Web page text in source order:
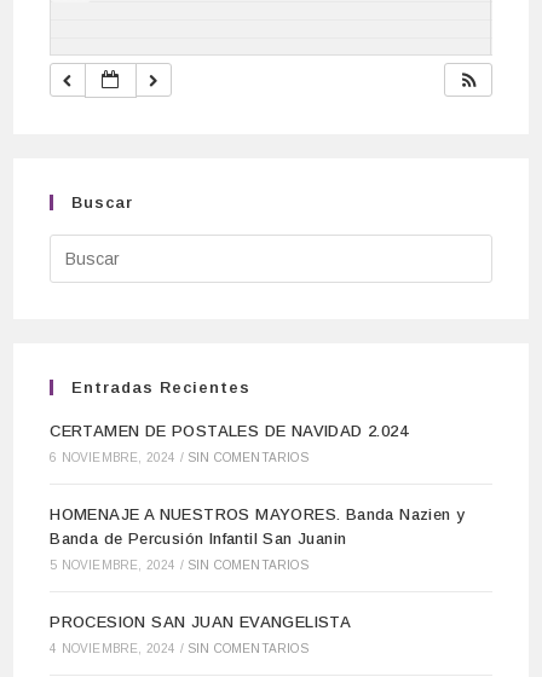
Buscar
Entradas Recientes
CERTAMEN DE POSTALES DE NAVIDAD 2.024
6 NOVIEMBRE, 2024 / SIN COMENTARIOS
HOMENAJE A NUESTROS MAYORES. Banda Nazien y
Banda de Percusión Infantil San Juanin
5 NOVIEMBRE, 2024 / SIN COMENTARIOS
PROCESION SAN JUAN EVANGELISTA
4 NOVIEMBRE, 2024 / SIN COMENTARIOS